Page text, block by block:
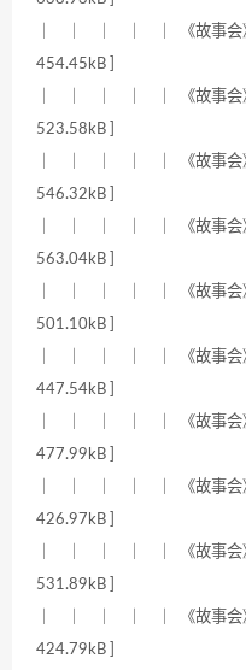
｜ ｜ ｜ ｜ ｜ 《故事会》
454.45kB ]
｜ ｜ ｜ ｜ ｜ 《故事会》
523.58kB ]
｜ ｜ ｜ ｜ ｜ 《故事会》
546.32kB ]
｜ ｜ ｜ ｜ ｜ 《故事会》
563.04kB ]
｜ ｜ ｜ ｜ ｜ 《故事会》
501.10kB ]
｜ ｜ ｜ ｜ ｜ 《故事会》
447.54kB ]
｜ ｜ ｜ ｜ ｜ 《故事会》
477.99kB ]
｜ ｜ ｜ ｜ ｜ 《故事会》
426.97kB ]
｜ ｜ ｜ ｜ ｜ 《故事会》
531.89kB ]
｜ ｜ ｜ ｜ ｜ 《故事会》
424.79kB ]